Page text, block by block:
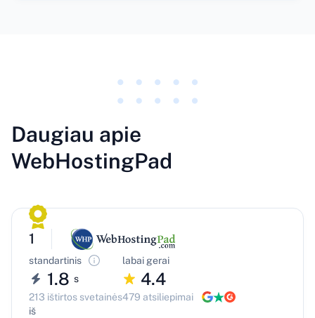
Daugiau apie
WebHostingPad
1
standartinis
1.8 s
213 ištirtos svetainės
labai gerai
4.4
479 atsiliepimai
iš